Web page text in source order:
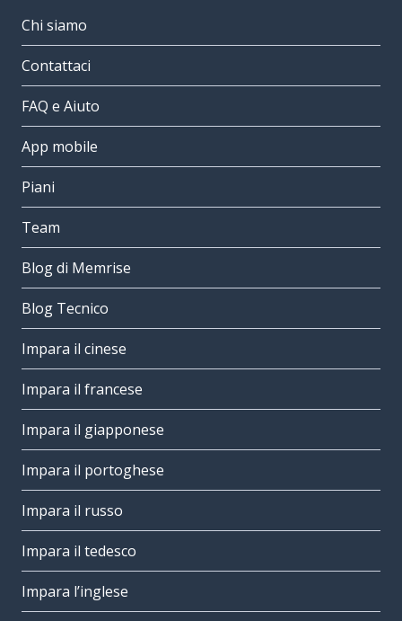
Chi siamo
Contattaci
FAQ e Aiuto
App mobile
Piani
Team
Blog di Memrise
Blog Tecnico
Impara il cinese
Impara il francese
Impara il giapponese
Impara il portoghese
Impara il russo
Impara il tedesco
Impara l’inglese